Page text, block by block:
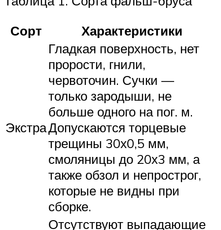
Сорт
Характеристики
Экстра
Гладкая поверхность, нет
прорости, гнили,
червоточин. Сучки —
только зародыши, не
больше одного на пог. м.
Допускаются торцевые
трещины 30х0,5 мм,
смоляницы до 20х3 мм, а
также обзол и непрострог,
которые не видны при
сборке.
Отсутствуют выпадающие